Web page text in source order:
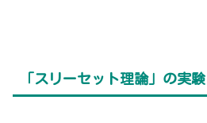
「スリーセット理論」の実験